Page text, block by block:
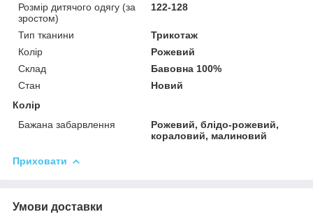
Розмір дитячого одягу (за
зростом)
122-128
Тип тканини
Трикотаж
Колір
Рожевий
Склад
Бавовна 100%
Стан
Новий
Колір
Бажана забарвлення
Рожевий, блідо-рожевий,
кораловий, малиновий
Приховати
Умови доставки